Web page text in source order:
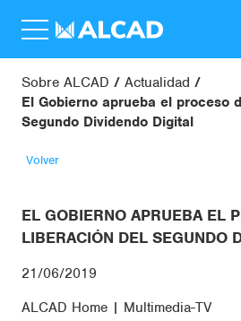
Sobre ALCAD
Actualidad
El Gobierno aprueba el proceso
Segundo Dividendo Digital
Volver
EL GOBIERNO APRUEBA EL
LIBERACIÓN DEL SEGUNDO
21/06/2019
ALCAD Home | Multimedia-TV